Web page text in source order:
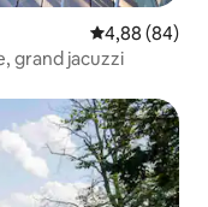
Évaluation
4,88 (84)
grand jacuzzi